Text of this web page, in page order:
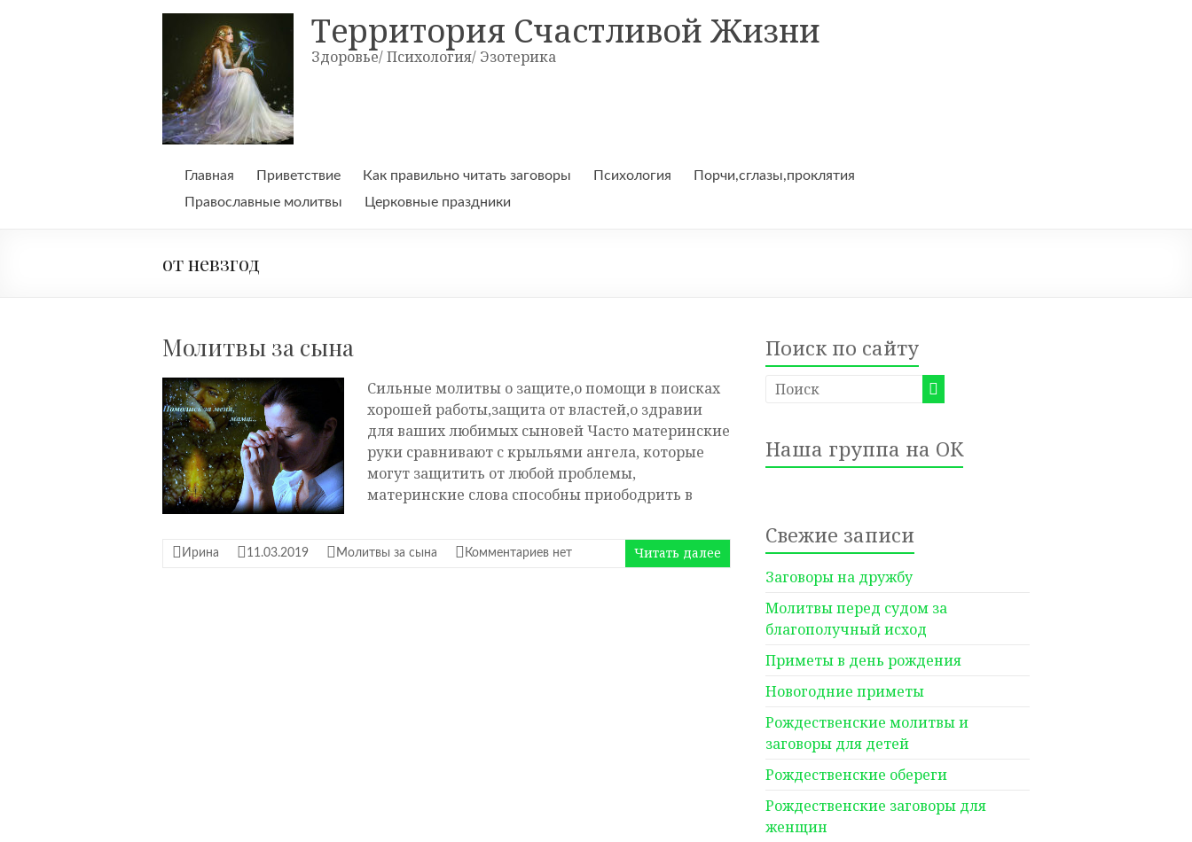
Территория Счастливой Жизни
Здоровье/ Психология/ Эзотерика
Главная Приветствие Как правильно читать заговоры Психология
Порчи,сглазы,проклятия
Православные молитвы
Церковные праздники
от невзгод
Молитвы за сына
Сильные молитвы о защите,о помощи в поисках
хорошей работы,защита от властей,о здравии
для ваших любимых сыновей Часто материнские
руки сравнивают с крыльями ангела, которые
могут защитить от любой проблемы,
материнские слова способны приободрить в
Ирина 11.03.2019 Молитвы за сына Комментариев нет Читать далее
Поиск по сайту
Наша группа на ОК
Свежие записи
Заговоры на дружбу
Молитвы перед судом за
благополучный исход
Приметы в день рождения
Новогодние приметы
Рождественские молитвы и
заговоры для детей
Рождественские обереги
Рождественские заговоры для
женщин